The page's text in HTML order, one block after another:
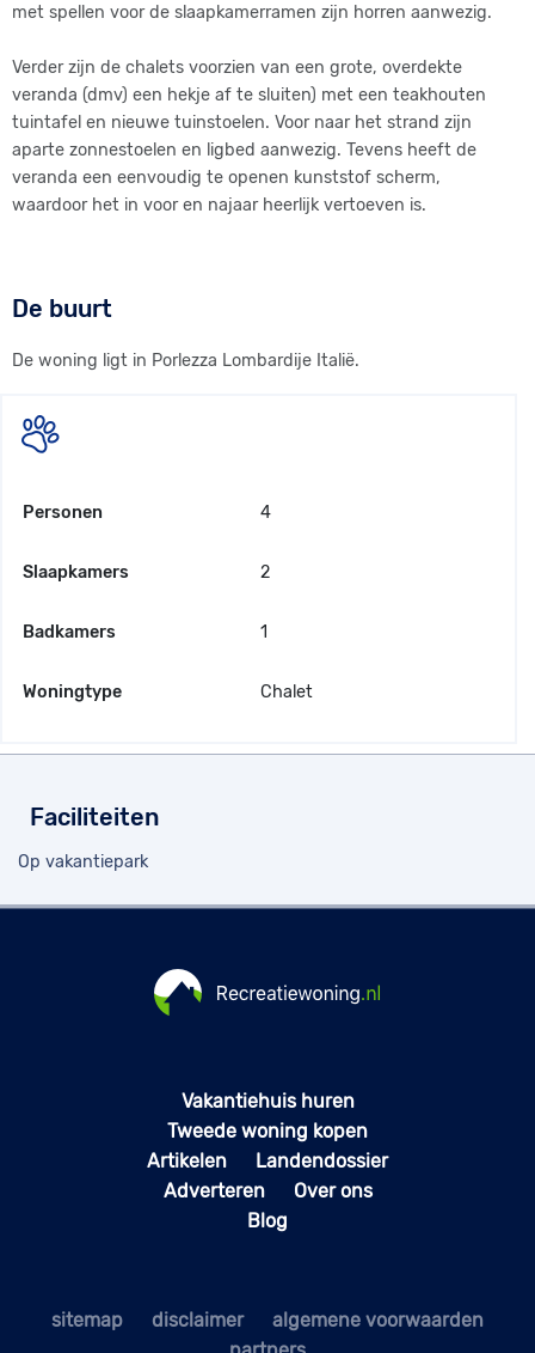
met spellen voor de slaapkamerramen zijn horren aanwezig.
Verder zijn de chalets voorzien van een grote, overdekte
veranda (dmv) een hekje af te sluiten) met een teakhouten
tuintafel en nieuwe tuinstoelen. Voor naar het strand zijn
aparte zonnestoelen en ligbed aanwezig. Tevens heeft de
veranda een eenvoudig te openen kunststof scherm,
waardoor het in voor en najaar heerlijk vertoeven is.
De buurt
De woning ligt in Porlezza Lombardije Italië.
Personen 4
Slaapkamers 2
Badkamers 1
Woningtype Chalet
Faciliteiten
Op vakantiepark
Vakantiehuis huren
Tweede woning kopen
Artikelen
Landendossier
Adverteren
Over ons
Blog
sitemap disclaimer
algemene voorwaarden